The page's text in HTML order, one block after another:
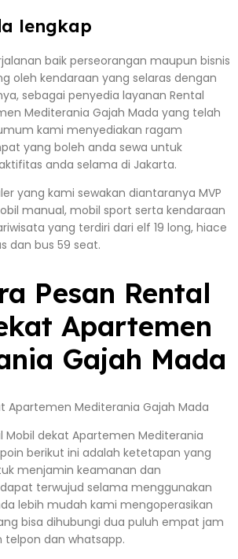
lengkap
baik perseorangan maupun bisnis
oleh kendaraan yang selaras dengan
sebagai penyedia layanan Rental
Mediterania Gajah Mada yang telah
kami menyediakan ragam
yang boleh anda sewa untuk
anda selama di Jakarta.
yang kami sewakan diantaranya MVP
manual, mobil sport serta kendaraan
yang terdiri dari elf 19 long, hiace
dan bus 59 seat.
Pesan Rental
Apartemen
Gajah Mada
Mobil dekat Apartemen Mediterania
berikut ini adalah ketetapan yang
menjamin keamanan dan
terwujud selama menggunakan
lebih mudah kami mengoperasikan
bisa dihubungi dua puluh empat jam
dan whatsapp.